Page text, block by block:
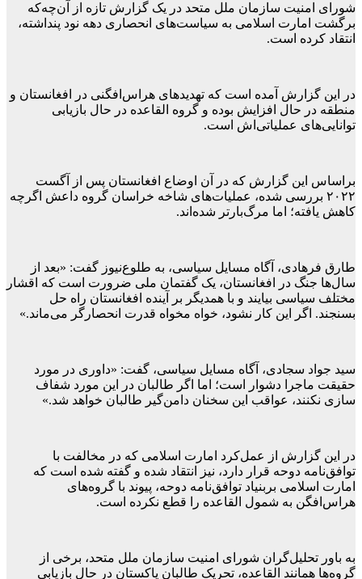
شورای امنیت سازمان ملل متحد در یک گزارش تازه از آن‌چه‌که
برگشت امارت اسلامی به سیاست‌های انحصاری دهه نود پنداشته،
انتقاد کرده است.
در این گزارش آمده است که تهدیدهای هراس‌افگنی در افغانستان و
منطقه در حال افزایش بوده و گروه القاعده در حال بازیابی
توانایی‌های عملیاتی‌اش است.
براساس این گزارش که در آن اوضاع افغانستان پس از آگست
۲۰۲۲ بررسی شده، عملیات‌های شاخه خراسان گروه داعش اگرچه
کاهش یافته؛ اما مرگ‌بارتر شده‌اند.
طارق فرهادی، آگاه مسایل سیاسی، به طلوع‌نیوز گفت: «بعد از
سال‌ها جنگ در افغانستان، یک گفتمان ملی ضرورت است که اقشار
مختلف سیاسی بیایند و با همدیگر بر آینده افغانستان راه حل
بسنجند. اگر این کار نشود، خواه مخواه قدرت انحصارگر می‌ماند.»
سید جواد سجادی، آگاه مسایل سیاسی، گفت: «داوری در مورد
حقیقت ماجرا دشوار است؛ اما اگر طالبان در این مورد شفاف
سازی نکنند، عواقب این سخنان دامن‌گیر طالبان خواهد شد.»
در این گزارش از عمل‌کرد امارت اسلامی که در مخالفت با
توافق‌نامه دوحه قرار دارد، نیز انتقاد شده و گفته شده است که
امارت اسلامی بربنیاد توافق‌نامه دوحه، پیوند با گروه‌های
هراس‌افگن به شمول القاعده را قطع نکرده است.
به باور تحلیل‌گران شورای امنیت سازمان ملل متحد، برخی از
گروه‌ها همانند القاعده، تحریک طالبان پاکستان در حال بازیابی